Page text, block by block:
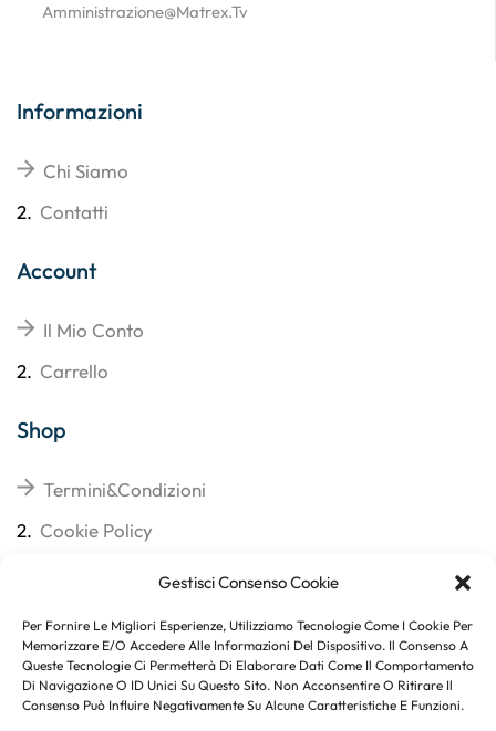
Gestisci Consenso Cookie
Per Fornire Le Migliori Esperienze, Utilizziamo Tecnologie Come I Cookie Per
Memorizzare E/o Accedere Alle Informazioni Del Dispositivo. Il Consenso A
Queste Tecnologie Ci Permetterà Di Elaborare Dati Come Il Comportamento
Di Navigazione O ID Unici Su Questo Sito. Non Acconsentire O Ritirare Il
Consenso Può Influire Negativamente Su Alcune Caratteristiche E Funzioni.
Amministrazione@matrex.tv
Informazioni
Chi Siamo
2. Contatti
Account
Il Mio Conto
2. Carrello
Shop
Termini&Condizioni
2. Cookie Policy